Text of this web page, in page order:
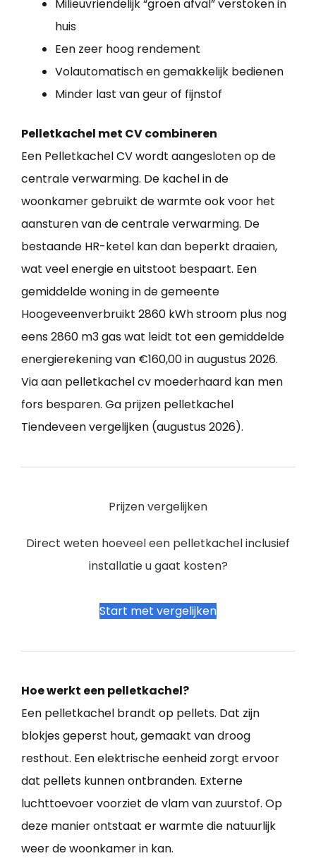
Milieuvriendelijk “groen afval” verstoken in
huis
Een zeer hoog rendement
Volautomatisch en gemakkelijk bedienen
Minder last van geur of fijnstof
Pelletkachel met CV combineren
Een Pelletkachel CV wordt aangesloten op de
centrale verwarming. De kachel in de
woonkamer gebruikt de warmte ook voor het
aansturen van de centrale verwarming. De
bestaande HR-ketel kan dan beperkt draaien,
wat veel energie en uitstoot bespaart. Een
gemiddelde woning in de gemeente
Hoogeveenverbruikt 2860 kWh stroom plus nog
eens 2860 m3 gas wat leidt tot een gemiddelde
energierekening van €160,00 in augustus 2026.
Via aan pelletkachel cv moederhaard kan men
fors besparen. Ga prijzen pelletkachel
Tiendeveen vergelijken (augustus 2026).
Prijzen vergelijken
Direct weten hoeveel een pelletkachel inclusief
installatie u gaat kosten?
Start met vergelijken
Hoe werkt een pelletkachel?
Een pelletkachel brandt op pellets. Dat zijn
blokjes geperst hout, gemaakt van droog
resthout. Een elektrische eenheid zorgt ervoor
dat pellets kunnen ontbranden. Externe
luchttoevoer voorziet de vlam van zuurstof. Op
deze manier ontstaat er warmte die natuurlijk
weer de woonkamer in kan.